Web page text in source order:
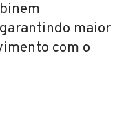
maior
com o